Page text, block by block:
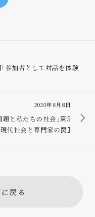
参加者として対話を体験
2020年8月8日
と私たちの社会」第5
現代社会と専門家の罠】
戻る